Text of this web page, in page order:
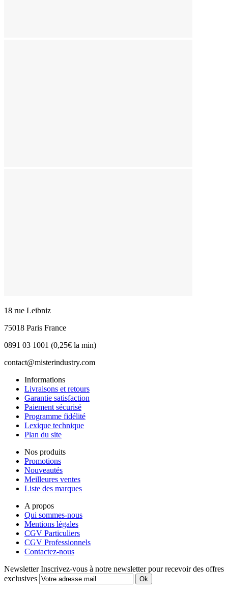
18 rue Leibniz
75018 Paris France
0891 03 1001 (0,25€ la min)
contact@misterindustry.com
Informations
Livraisons et retours
Garantie satisfaction
Paiement sécurisé
Programme fidélité
Lexique technique
Plan du site
Nos produits
Promotions
Nouveautés
Meilleures ventes
Liste des marques
A propos
Qui sommes-nous
Mentions légales
CGV Particuliers
CGV Professionnels
Contactez-nous
Newsletter Inscrivez-vous à notre newsletter pour recevoir des offres
exclusives